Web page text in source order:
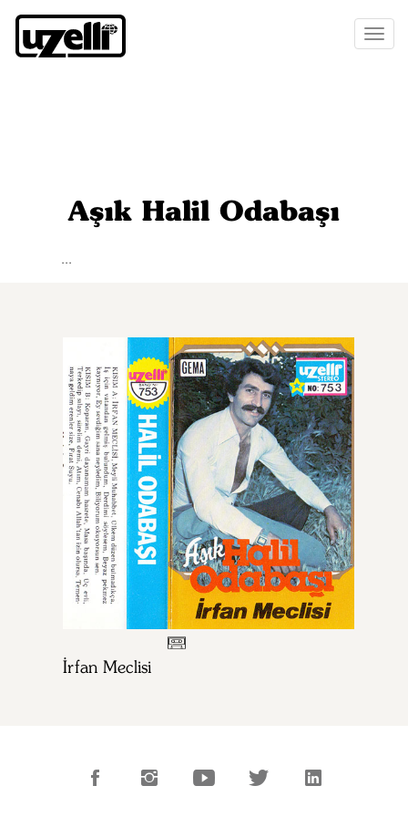
Aşık Halil Odabaşı
...
İrfan Meclisi